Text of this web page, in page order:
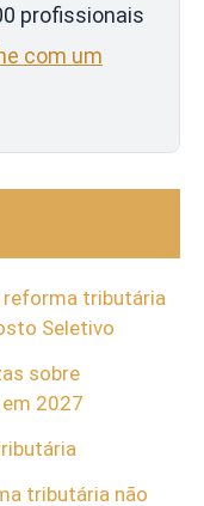
profissionais
com um
reforma tributária
Seletivo
sobre
2027
tributária não